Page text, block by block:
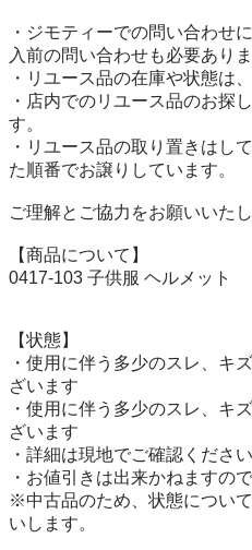
・ジモティーでの問い合わせ
入前の問い合わせも必要ありま
・リユース品の在庫や状態は
・店内でのリユース品のお探
す。
・リユース品の取り置きはし
た順番でお譲りしています。
ご理解とご協力をお願いいたし
【商品について】
0417-103 子供服 ヘルメット
【状態】
・使用に伴う多少のスレ、キ
ざいます
・使用に伴う多少のスレ、キ
ざいます
・詳細は現地でご確認ください
・お値引きは出来かねますの
※中古品のため、状態につい
いします。